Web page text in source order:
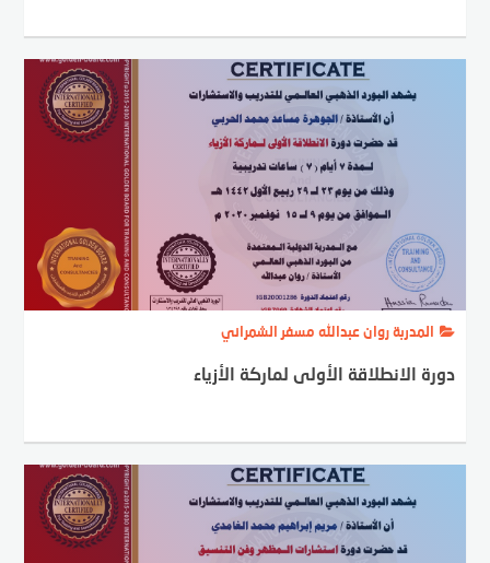
المدربة روان عبدالله مسفر الشمراني
دورة الانطلاقة الأولى لماركة الأزياء